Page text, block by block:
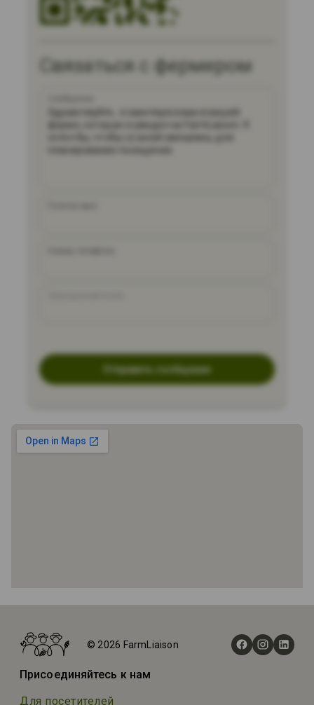
Связаться с фермером
Отправить сообщение
Фермы
Anderson Farms
© 2026 FarmLiaison
Присоединяйтесь к нам
Для посетителей